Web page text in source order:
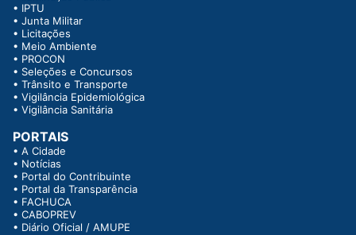
• IPTU
• Junta Militar
• Licitações
• Meio Ambiente
• PROCON
• Seleções e Concursos
• Trânsito e Transporte
• Vigilância Epidemiológica
• Vigilância Sanitária
PORTAIS
• A Cidade
• Notícias
• Portal do Contribuinte
• Portal da Transparência
• FACHUCA
• CABOPREV
• Diário Oficial / AMUPE